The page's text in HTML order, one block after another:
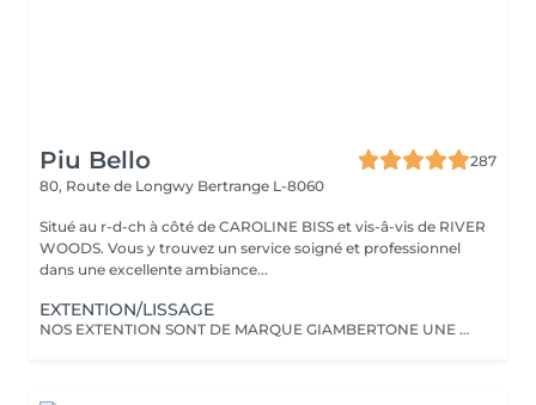
Piu Bello
287
80, Route de Longwy Bertrange L-8060
Situé au r-d-ch à côté de CAROLINE BISS et vis-â-vis de RIVER
WOODS. Vous y trouvez un service soigné et professionnel
dans une excellente ambiance...
EXTENTION/LISSAGE
NOS EXTENTION SONT DE MARQUE GIAMBERTONE UNE DES MEILLEUR SUR LE MARCHE.100% CHEVEUX NATUREL.Nous proposont aussi des extentions de marque Hairdreams qui ce colle.